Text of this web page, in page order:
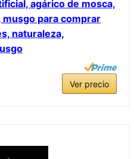
agárico de mosca,
para comprar
naturaleza,
Ver precio